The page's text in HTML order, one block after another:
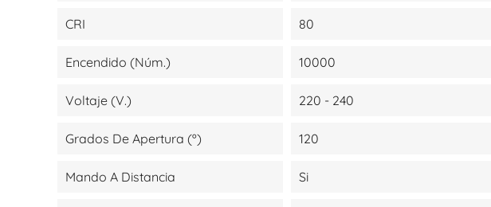
CRI 80
Encendido (Núm.) 10000
Voltaje (V.) 220 - 240
Grados De Apertura (º) 120
Mando A Distancia Si